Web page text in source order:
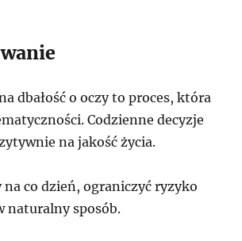
dbałość o oczy to proces, która
Codzienne decyzje
na jakość życia.
na co dzień, ograniczyć ryzyko
naturalny sposób.